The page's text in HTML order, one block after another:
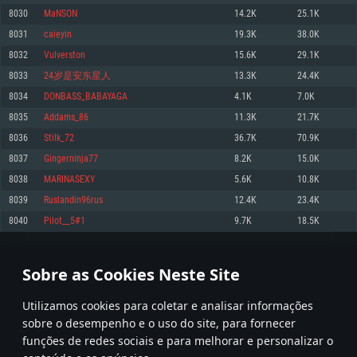
Sobre as Cookies Neste Site
Utilizamos cookies para coletar e analisar informações
sobre o desempenho e o uso do site, para fornecer
funções de redes sociais e para melhorar e personalizar o
Memória: 4GB
Placa Gráfica: Placa com DirectX 11: AMD Radeon 77XX / NVIDIA GeForce
GTX 660. Resolução mínima suportada: 720p
Network: Internet de banda larga.
Disco: 23,1 GB
Recomendado
superior, Radeon RX 570 ou superior
Disco: 75,9 GB
Memória: 6 GB
Placa Gráfica: Intel Iris Pro 5200 (Mac), equivalentes AMD/Nvidia para Mac.
Resolução mínima suportada: 720p com suporte Metal.
Network: Internet de banda larga.
Disco: 21,5 GB
Recomendado
Network: Internet de banda larga.
Memória: 4 GB
Placa Gráfica: NVIDIA 660 com os drivers mais recentes (não mais de 6
meses) / equivalentes AMD com os drivers mais recentes com suporte
Vulkan (não mais de 6 meses); Resolução mínima suportada: 720p.
Network: Internet de banda larga.
Disco: 21,5 GB
Recomendado
Sistema Operativo: Ubuntu 20.04 64bit
Processador: Intel Core i7
Memória: 16 GB
Placa Gráfica: NVIDIA 1060 com os drivers mais recentes (não mais de 6
meses) / equivalentes AMD (Radeon RX 570) com os drivers mais recentes
Network: Internet de banda larga.
8030 MaNSON 14.2K 25.1K
8031 caieyin 19.3K 38.0K
8032 Vulverston 15.6K 29.1K
8033 24岁是安东星人 13.3K 24.4K
8034 DONBASS_BABAYAGA 4.1K 7.0K
8035 Addams_86 11.3K 21.7K
8036 Stilk_72 36.7K 70.9K
8037 Gingerninja77 8.2K 15.0K
8038 MARINASEXY 5.6K 10.8K
8039 Ruslandin96rus 12.4K 23.4K
8040 Pilot__5#1 9.7K 18.5K